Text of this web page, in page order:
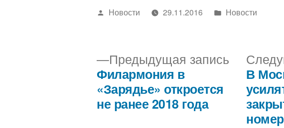
Написано
Новости 29.11.2016
Написано
Новости
Навигация
Предыдущая запись
запись:
Филармония в
«Зарядье» откроется
не ранее 2018 года
В